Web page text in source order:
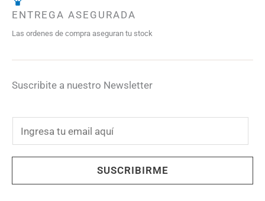
ENTREGA ASEGURADA
Las ordenes de compra aseguran tu stock
Suscribite a nuestro Newsletter
m
SUSCRIBIRME